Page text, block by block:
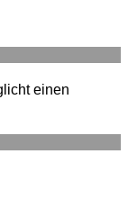
einen